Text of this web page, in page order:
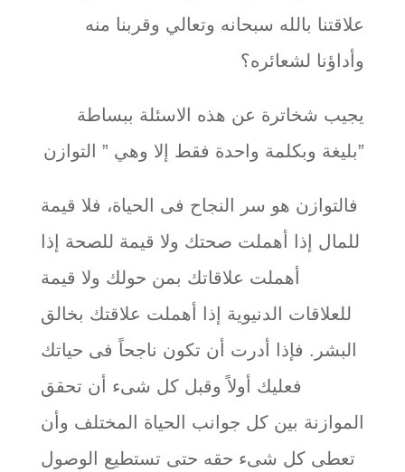
علاقتنا بالله سبحانه وتعالي وقربنا منه
وأداؤنا لشعائره؟
يجيب شخاترة عن هذه الاسئلة ببساطة
بليغة وبكلمة واحدة فقط إلا وهي ” التوازن”
فالتوازن هو سر النجاح فى الحياة، فلا قيمة
للمال إذا أهملت صحتك ولا قيمة للصحة إذا
أهملت علاقاتك بمن حولك ولا قيمة
للعلاقات الدنيوية إذا أهملت علاقتك بخالق
البشر. فإذا أدرت أن تكون ناجحاً فى حياتك
فعليك أولاً وقبل كل شىء أن تحقق
الموازنة بين كل جوانب الحياة المختلف وأن
تعطى كل شىء حقه حتى تستطيع الوصول